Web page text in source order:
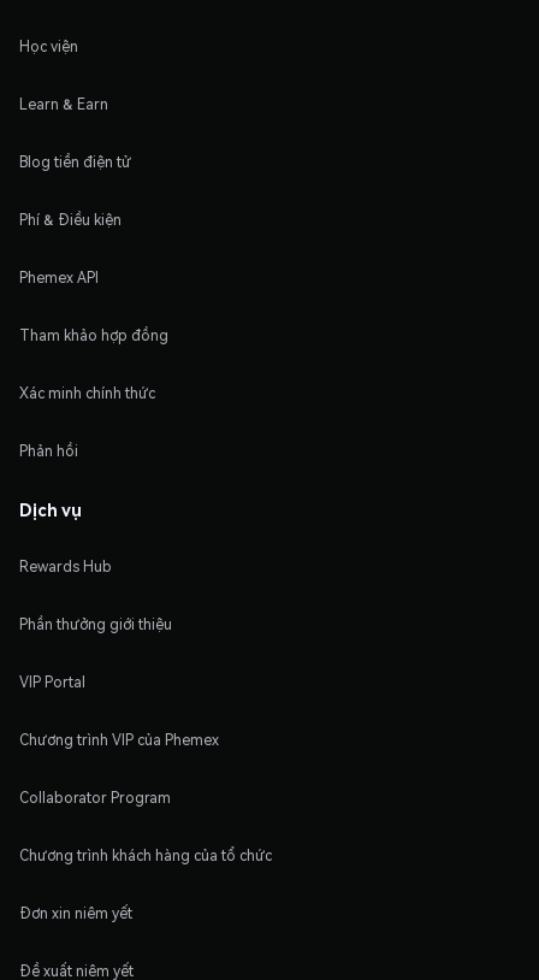
Học viện
Learn & Earn
Blog tiền điện tử
Phí & Điều kiện
Phemex API
Tham khảo hợp đồng
Xác minh chính thức
Phản hồi
Dịch vụ
Rewards Hub
Phần thưởng giới thiệu
VIP Portal
Chương trình VIP của Phemex
Collaborator Program
Chương trình khách hàng của tổ chức
Đơn xin niêm yết
Đề xuất niêm yết